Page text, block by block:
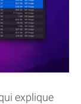
explique